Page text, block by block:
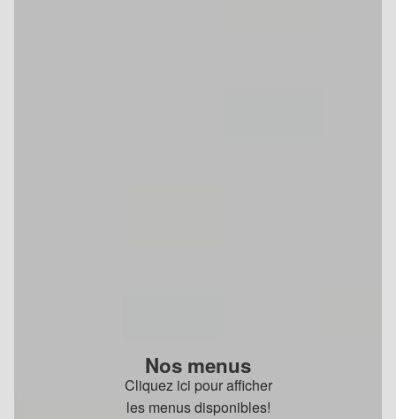
Nos menus
Cliquez ici pour afficher
les menus disponibles!